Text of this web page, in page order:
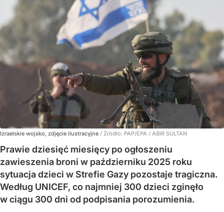
Izraelskie wojsko, zdjęcie ilustracyjne / Źródło: PAP/EPA / ABIR SULTAN
Prawie dziesięć miesięcy po ogłoszeniu
zawieszenia broni w październiku 2025 roku
sytuacja dzieci w Strefie Gazy pozostaje tragiczna.
Według UNICEF, co najmniej 300 dzieci zginęło
w ciągu 300 dni od podpisania porozumienia.